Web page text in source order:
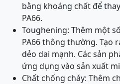
bằng khoáng chất để
PA66.
Toughening: Thêm một
PA66 thông thường. Tạo
dẻo dai mạnh. Các sản
ứng dụng vào sản xuất
Chất chống cháy: Thêm